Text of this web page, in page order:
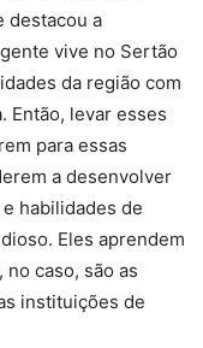
destacou a
vive no Sertão
da região com
Então, levar esses
para essas
a desenvolver
habilidades de
Eles aprendem
caso, são as
instituições de